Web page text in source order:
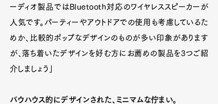
ーディオ製品ではBluetooth対応のワイヤレススピーカーが
人気です。パーティーやアウトドアでの使用も考慮しているた
めか、比較的ポップなデザインのものが多い印象があります
が、落ち着いたデザインを好む方にお薦めの製品を3つご紹
介しましょう」
バウハウス的にデザインされた、ミニマムな佇まい。